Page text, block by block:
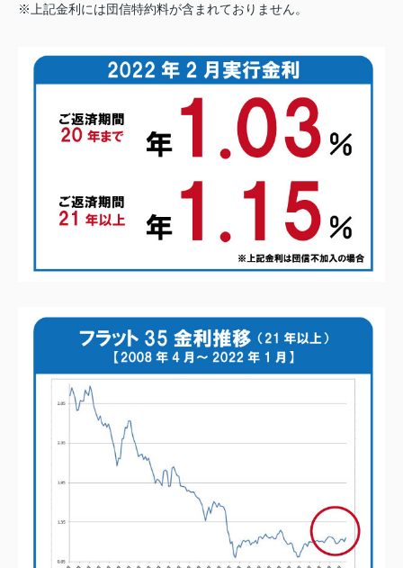
※上記金利には団信特約料が含まれておりません。